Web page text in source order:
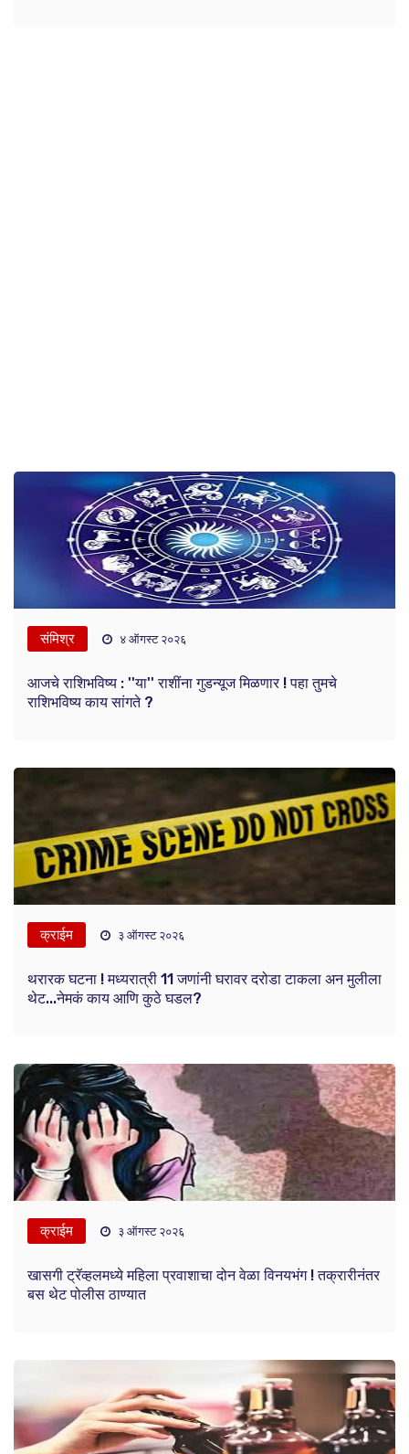
संमिश्र ४ ऑगस्ट २०२६
आजचे राशिभविष्य : ''या'' राशींना गुडन्यूज मिळणार ! पहा तुमचे
राशिभविष्य काय सांगते ?
क्राईम ३ ऑगस्ट २०२६
थरारक घटना ! मध्यरात्री 11 जणांनी घरावर दरोडा टाकला अन मुलीला
थेट...नेमकं काय आणि कुठे घडल?
क्राईम ३ ऑगस्ट २०२६
खासगी ट्रॅव्हलमध्ये महिला प्रवाशाचा दोन वेळा विनयभंग ! तक्रारीनंतर
बस थेट पोलीस ठाण्यात